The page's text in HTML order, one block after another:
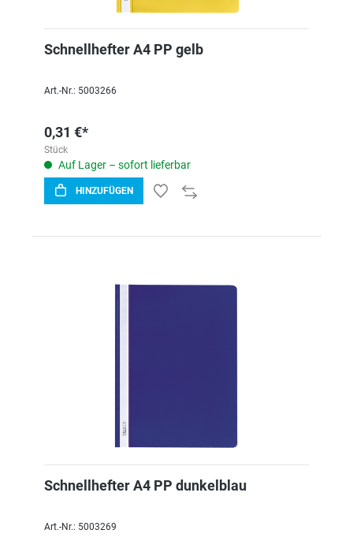
Schnellhefter A4 PP gelb
Art.-Nr.: 5003266
0,31 €*
Stück
Auf Lager – sofort lieferbar
HINZUFÜGEN
Schnellhefter A4 PP dunkelblau
Art.-Nr.: 5003269